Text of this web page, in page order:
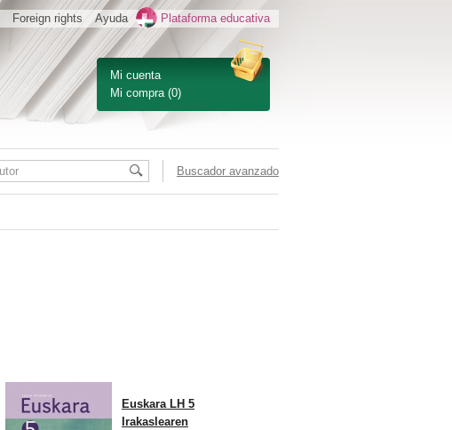
Mi cuenta
Mi compra (0)
Foreign rights Ayuda Plataforma educativa
Buscador avanzado
Euskara LH 5
Irakaslearen